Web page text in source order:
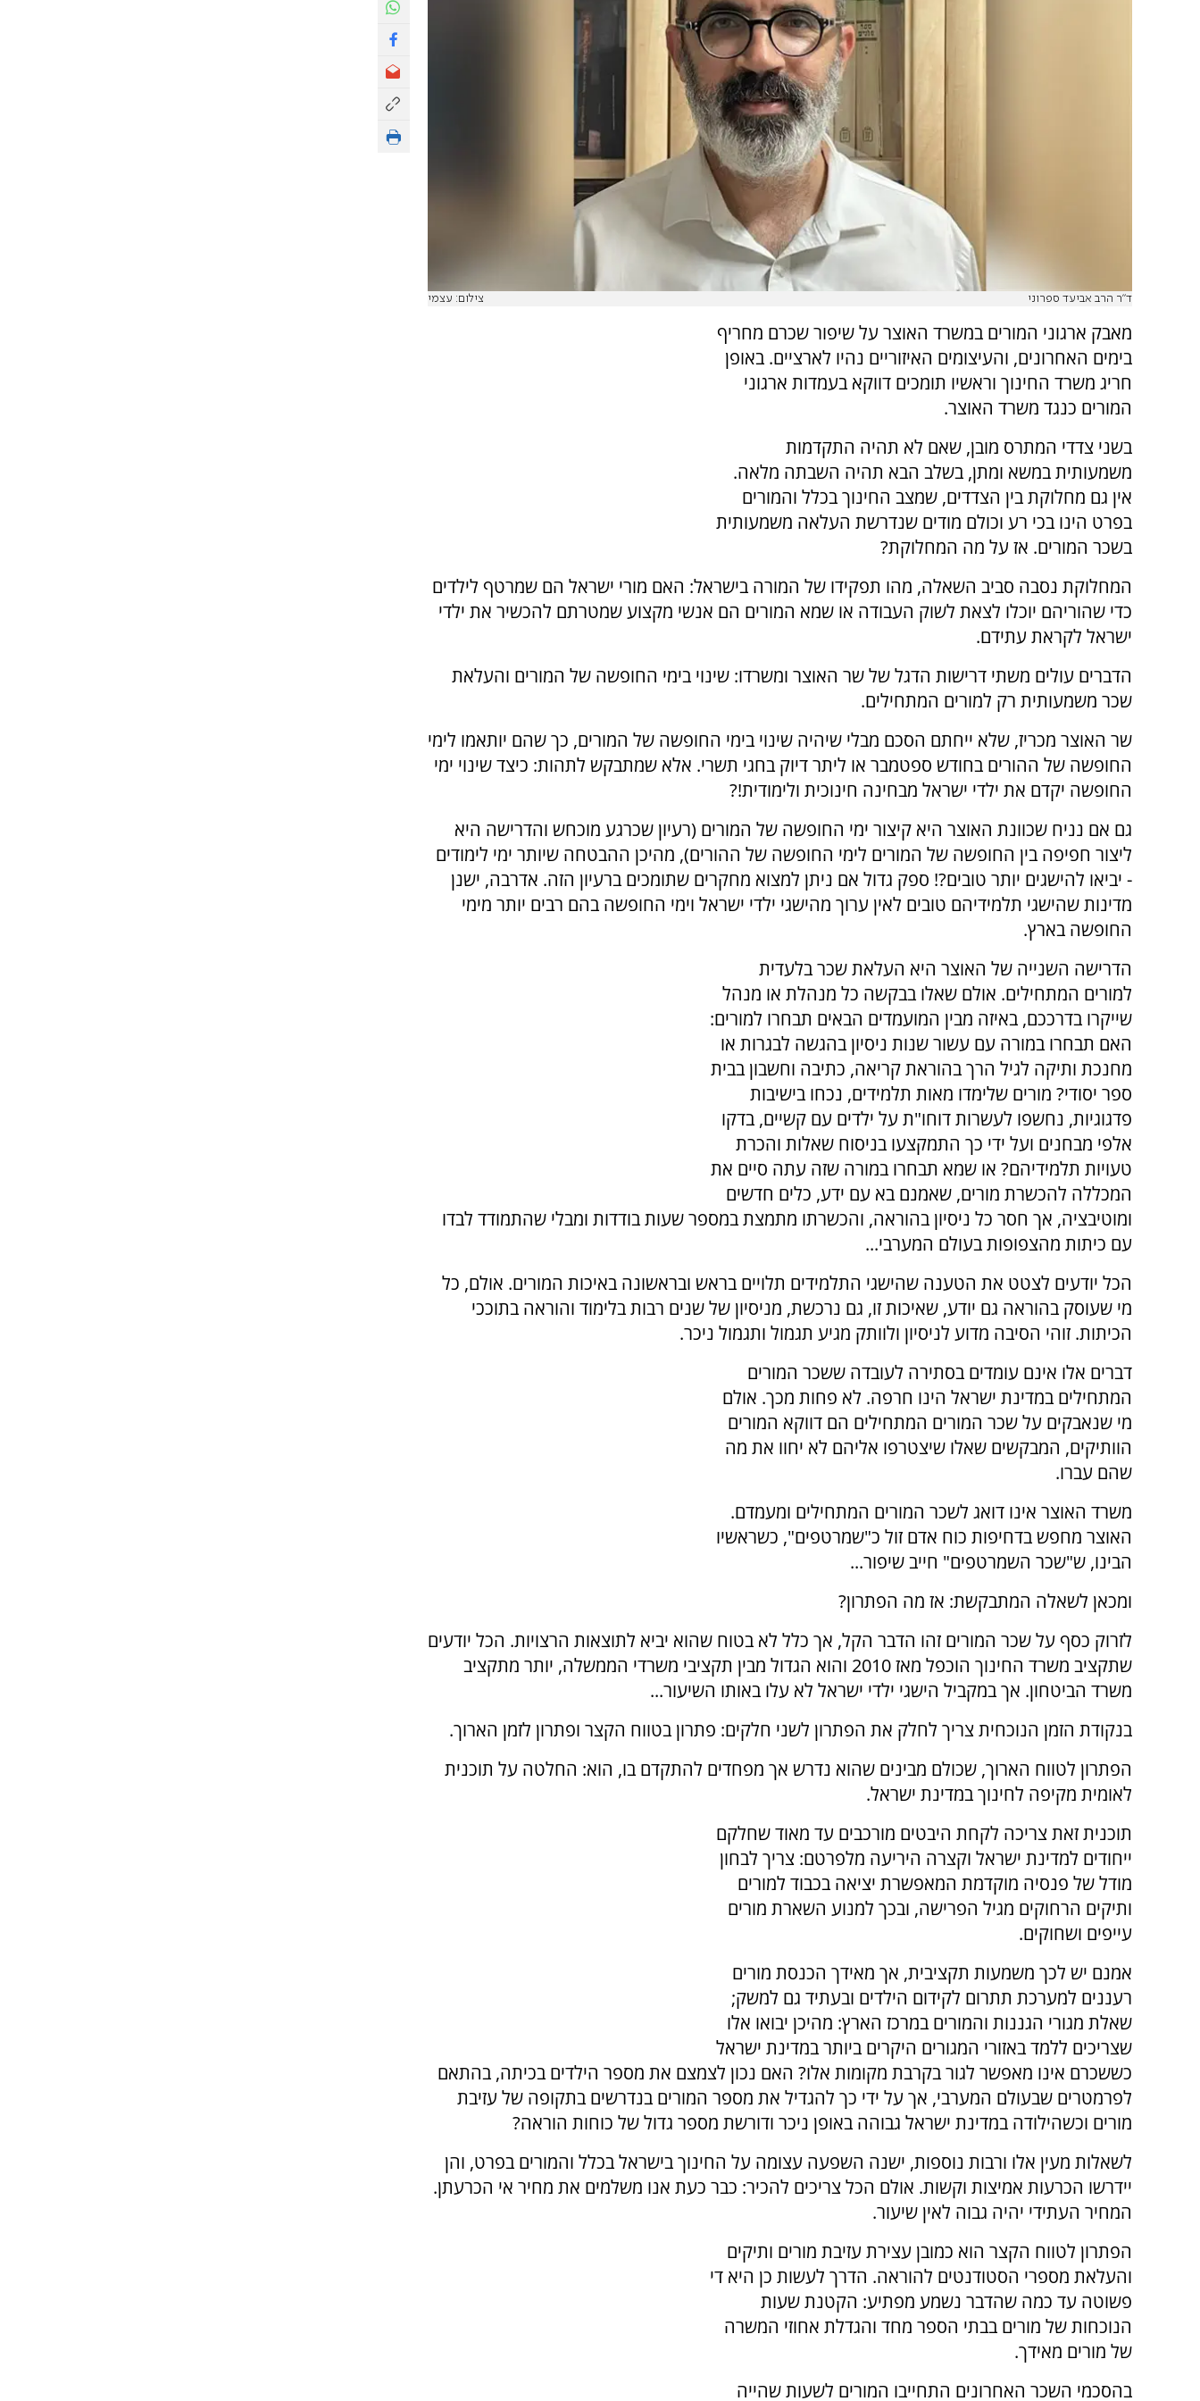
ד"ר הרב אביעד ספרוני צילום: עצמי
מאבק ארגוני המורים במשרד האוצר על שיפור שכרם מחריף
בימים האחרונים, והעיצומים האיזוריים נהיו לארציים. באופן
חריג משרד החינוך וראשיו תומכים דווקא בעמדות ארגוני
המורים כנגד משרד האוצר.
בשני צדדי המתרס מובן, שאם לא תהיה התקדמות
משמעותית במשא ומתן, בשלב הבא תהיה השבתה מלאה.
אין גם מחלוקת בין הצדדים, שמצב החינוך בכלל והמורים
בפרט הינו בכי רע וכולם מודים שנדרשת העלאה משמעותית
בשכר המורים. אז על מה המחלוקת?
המחלוקת נסבה סביב השאלה, מהו תפקידו של המורה בישראל: האם מורי ישראל הם שמרטף לילדים
כדי שהוריהם יוכלו לצאת לשוק העבודה או שמא המורים הם אנשי מקצוע שמטרתם להכשיר את ילדי
ישראל לקראת עתידם.
הדברים עולים משתי דרישות הדגל של שר האוצר ומשרדו: שינוי בימי החופשה של המורים והעלאת
שכר משמעותית רק למורים המתחילים.
שר האוצר מכריז, שלא ייחתם הסכם מבלי שיהיה שינוי בימי החופשה של המורים, כך שהם יותאמו לימי
החופשה של ההורים בחודש ספטמבר או ליתר דיוק בחגי תשרי. אלא שמתבקש לתהות: כיצד שינוי ימי
החופשה יקדם את ילדי ישראל מבחינה חינוכית ולימודית!?
גם אם נניח שכוונת האוצר היא קיצור ימי החופשה של המורים (רעיון שכרגע מוכחש והדרישה היא
ליצור חפיפה בין החופשה של המורים לימי החופשה של ההורים), מהיכן ההבטחה שיותר ימי לימודים
- יביאו להישגים יותר טובים?! ספק גדול אם ניתן למצוא מחקרים שתומכים ברעיון הזה. אדרבה, ישנן
מדינות שהישגי תלמידיהם טובים לאין ערוך מהישגי ילדי ישראל וימי החופשה בהם רבים יותר מימי
החופשה בארץ.
הדרישה השנייה של האוצר היא העלאת שכר בלעדית
למורים המתחילים. אולם שאלו בבקשה כל מנהלת או מנהל
שייקרו בדרככם, באיזה מבין המועמדים הבאים תבחרו למורים:
האם תבחרו במורה עם עשור שנות ניסיון בהגשה לבגרות או
מחנכת ותיקה לגיל הרך בהוראת קריאה, כתיבה וחשבון בבית
ספר יסודי? מורים שלימדו מאות תלמידים, נכחו בישיבות
פדגוגיות, נחשפו לעשרות דוחו"ת על ילדים עם קשיים, בדקו
אלפי מבחנים ועל ידי כך התמקצעו בניסוח שאלות והכרת
טעויות תלמידיהם? או שמא תבחרו במורה שזה עתה סיים את
המכללה להכשרת מורים, שאמנם בא עם ידע, כלים חדשים
ומוטיבציה, אך חסר כל ניסיון בהוראה, והכשרתו מתמצת במספר שעות בודדות ומבלי שהתמודד לבדו
עם כיתות מהצפופות בעולם המערבי...
הכל יודעים לצטט את הטענה שהישגי התלמידים תלויים בראש ובראשונה באיכות המורים. אולם, כל
מי שעוסק בהוראה גם יודע, שאיכות זו, גם נרכשת, מניסיון של שנים רבות בלימוד והוראה בתוככי
הכיתות. זוהי הסיבה מדוע לניסיון ולוותק מגיע תגמול ותגמול ניכר.
דברים אלו אינם עומדים בסתירה לעובדה ששכר המורים
המתחילים במדינת ישראל הינו חרפה. לא פחות מכך. אולם
מי שנאבקים על שכר המורים המתחילים הם דווקא המורים
הוותיקים, המבקשים שאלו שיצטרפו אליהם לא יחוו את מה
שהם עברו.
משרד האוצר אינו דואג לשכר המורים המתחילים ומעמדם.
האוצר מחפש בדחיפות כוח אדם זול כ"שמרטפים", כשראשיו
הבינו, ש"שכר השמרטפים" חייב שיפור...
ומכאן לשאלה המתבקשת: אז מה הפתרון?
לזרוק כסף על שכר המורים זהו הדבר הקל, אך כלל לא בטוח שהוא יביא לתוצאות הרצויות. הכל יודעים
שתקציב משרד החינוך הוכפל מאז 2010 והוא הגדול מבין תקציבי משרדי הממשלה, יותר מתקציב
משרד הביטחון. אך במקביל הישגי ילדי ישראל לא עלו באותו השיעור...
בנקודת הזמן הנוכחית צריך לחלק את הפתרון לשני חלקים: פתרון בטווח הקצר ופתרון לזמן הארוך.
הפתרון לטווח הארוך, שכולם מבינים שהוא נדרש אך מפחדים להתקדם בו, הוא: החלטה על תוכנית
לאומית מקיפה לחינוך במדינת ישראל.
תוכנית זאת צריכה לקחת היבטים מורכבים עד מאוד שחלקם
ייחודים למדינת ישראל וקצרה היריעה מלפרטם: צריך לבחון
מודל של פנסיה מוקדמת המאפשרת יציאה בכבוד למורים
ותיקים הרחוקים מגיל הפרישה, ובכך למנוע השארת מורים
עייפים ושחוקים.
אמנם יש לכך משמעות תקציבית, אך מאידך הכנסת מורים
רעננים למערכת תתרום לקידום הילדים ובעתיד גם למשק;
שאלת מגורי הגננות והמורים במרכז הארץ: מהיכן יבואו אלו
שצריכים ללמד באזורי המגורים היקרים ביותר במדינת ישראל
כששכרם אינו מאפשר לגור בקרבת מקומות אלו? האם נכון לצמצם את מספר הילדים בכיתה, בהתאם
לפרמטרים שבעולם המערבי, אך על ידי כך להגדיל את מספר המורים בנדרשים בתקופה של עזיבת
מורים וכשהילודה במדינת ישראל גבוהה באופן ניכר ודורשת מספר גדול של כוחות הוראה?
לשאלות מעין אלו ורבות נוספות, ישנה השפעה עצומה על החינוך בישראל בכלל והמורים בפרט, והן
יידרשו הכרעות אמיצות וקשות. אולם הכל צריכים להכיר: כבר כעת אנו משלמים את מחיר אי הכרעתן.
המחיר העתידי יהיה גבוה לאין שיעור.
הפתרון לטווח הקצר הוא כמובן עצירת עזיבת מורים ותיקים
והעלאת מספרי הסטודנטים להוראה. הדרך לעשות כן היא די
פשוטה עד כמה שהדבר נשמע מפתיע: הקטנת שעות
הנוכחות של מורים בבתי הספר מחד והגדלת אחוזי המשרה
של מורים מאידך.
בהסכמי השכר האחרונים התחייבו המורים לשעות שהייה